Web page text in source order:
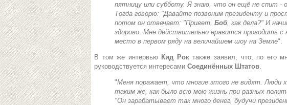
пятницу или субботу. Я знаю, что он ещё не спит -
Тогда говорю: "Давайте позвоним президенту и
потом он отвечает: "Привет, Боб, как дела?" И
здорово. Мне действительно нравится проводить
место в первом ряду на величайшем шоу на Земле".
В том же интервью Кид Роктакже заявил, что, по его
руководствуется интересами Соединённых Штатов.
"Меня поражает, что многие этого не видят. Люди
таким же, как было всю мою жизнь при разных
"Он зарабатывает так много денег, будучи